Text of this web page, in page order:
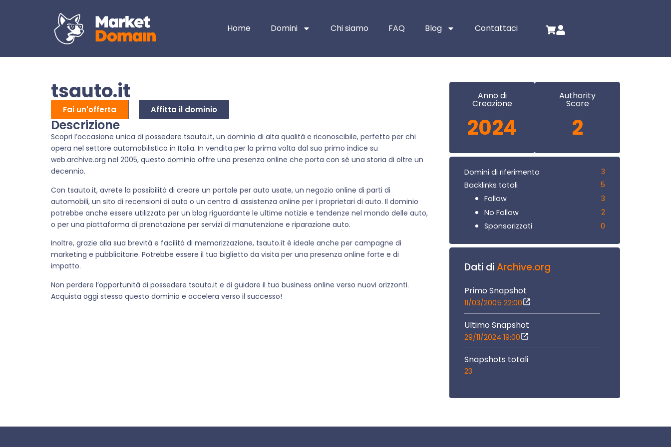
Home Domini Chi siamo FAQ Blog Contattaci
tsauto.it
Fai un'offerta Affitta il dominio
Descrizione
Scopri l’occasione unica di possedere tsauto.it, un dominio di alta qualità e riconoscibile, perfetto per chi
opera nel settore automobilistico in Italia. In vendita per la prima volta dal suo primo indice su
web.archive.org nel 2005, questo dominio offre una presenza online che porta con sé una storia di oltre un
decennio.
Con tsauto.it, avrete la possibilità di creare un portale per auto usate, un negozio online di parti di
automobili, un sito di recensioni di auto o un centro di assistenza online per i proprietari di auto. Il dominio
potrebbe anche essere utilizzato per un blog riguardante le ultime notizie e tendenze nel mondo delle auto,
o per una piattaforma di prenotazione per servizi di manutenzione e riparazione auto.
Inoltre, grazie alla sua brevità e facilità di memorizzazione, tsauto.it è ideale anche per campagne di
marketing e pubblicitarie. Potrebbe essere il tuo biglietto da visita per una presenza online forte e di
impatto.
Non perdere l’opportunità di possedere tsauto.it e di guidare il tuo business online verso nuovi orizzonti.
Acquista oggi stesso questo dominio e accelera verso il successo!
Anno di
Creazione
2024
Authority
Score
2
Domini di riferimento
3
Backlinks totali
5
Follow
3
No Follow
2
Sponsorizzati
0
Dati diArchive.org
Primo Snapshot
11/03/2005 22:00
Ultimo Snapshot
29/11/2024 19:00
Snapshots totali
23